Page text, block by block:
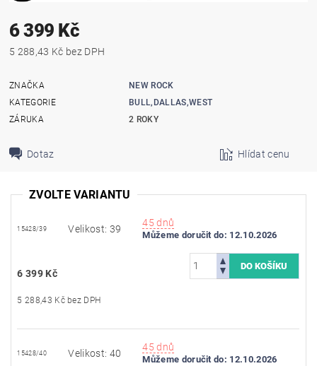
6 399 Kč
5 288,43 Kč bez DPH
ZNAČKA
NEW ROCK
KATEGORIE
BULL,DALLAS,WEST
ZÁRUKA
2 ROKY
Dotaz Hlídat cenu
ZVOLTE VARIANTU
15428/39 Velikost: 39
45 dnů
Můžeme doručit do: 12.10.2026
6 399 Kč
5 288,43 Kč bez DPH
15428/40 Velikost: 40
45 dnů
Můžeme doručit do: 12.10.2026